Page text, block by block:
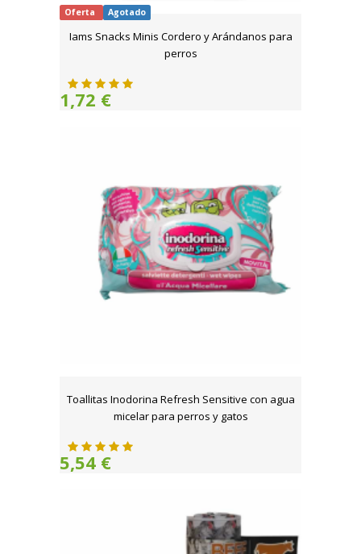
Oferta Agotado
Iams Snacks Minis Cordero y Arándanos para
perros
1,72 €
Toallitas Inodorina Refresh Sensitive con agua
micelar para perros y gatos
5,54 €